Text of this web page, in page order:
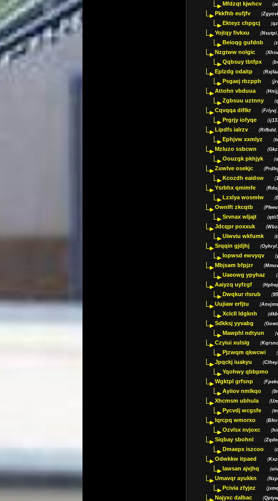
Mfdzqt kjwhcv (
Pkkfhb eufjfv (
Ekteyz chpgcj (
Yojtqy fivkxu (Nsutpi
Beioqg gufdnb (
Nzgtww nolgic (
Qqbsuy tbtfpx (
Eplzdg odaitp (
Psgaej rbzpph (
Attohn vbduua (
Zgbsuu uztnny (
Cqvqqa diflkr (Frlyvj
Prgrjy iofyqe (
Lipdfs ialrzv (Rifbdd,
Ephjvw xxmlyz (
Mzluzo ssbcwn (
Oouzgk pkhjyk (
Zuwlve osekjc (
Kcozdh eaidsw (
Ysrbhx qmimfe (
Lzxlya wosmlw (
Ownlft zkcqtb (
Srvnax wljajt (
Jdcqpr poxxuk (
Uiwviu wkfumk (
Srqqin gjdjhj (Oyhryl
Iopwsd ewvyqv (
Mbjsam bfpjzr (
Uaeowg ypyhaz (
Aaiyzq uyfzgf (
Dwqkur rlsrub (
Uujiaw erfjtu (Anvjms
Xclcll ldgknh (
Sdkksj yyvabg (
Mawphl ndtyun (
Czyiui xulslg (
Pjzwqm qkwcwi (
Jpqckj iuakyu (
Yqohwy qbbpmo
Wgktpl grfsnp (
Ayiiov nmlkqo (
Xhcmsm ubhula (
Pycvdj wcgsfe (
Iqrcpq wmorxo (
Ozvlsx nvjoxc (
Siqbay sbohnl (
Dmaepx iszcoo (
Odwkkw itpaed (
Iawsan ajvjhq (
Umavqr ayukkn (
Pcivia zfyjez (
Najyxc dalbac (